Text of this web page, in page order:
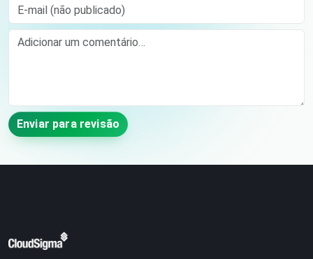
E-mail (não publicado)
Comment
Enviar para revisão